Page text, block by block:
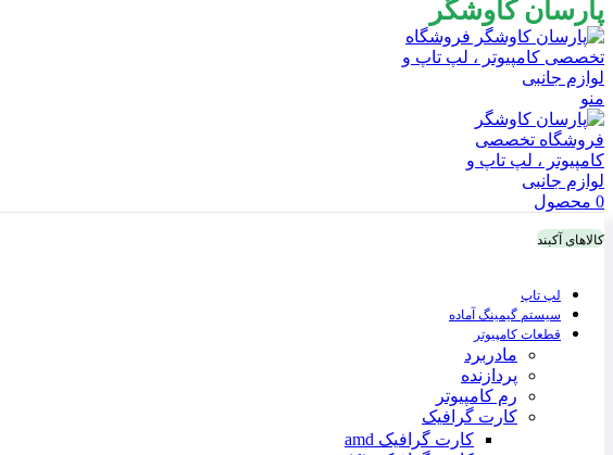
پارسان کاوشگر
منو
0 محصول
کالاهای آکبند
لپ تاپ
سیستم گیمینگ آماده
قطعات کامپیوتر
مادربرد
پردازنده
رم کامپیوتر
کارت گرافیک
کارت گرافیک amd